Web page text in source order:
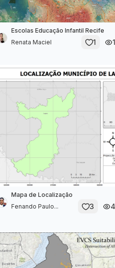
Escolas Educação Infantil Recife
Renata Maciel
1
Mapa de Localização
Fenando Paulo...
3